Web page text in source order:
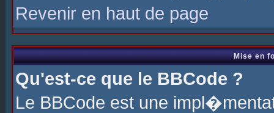
Revenir en haut de page
Mise en
Qu'est-ce que le BBCode ?
Le BBCode est une